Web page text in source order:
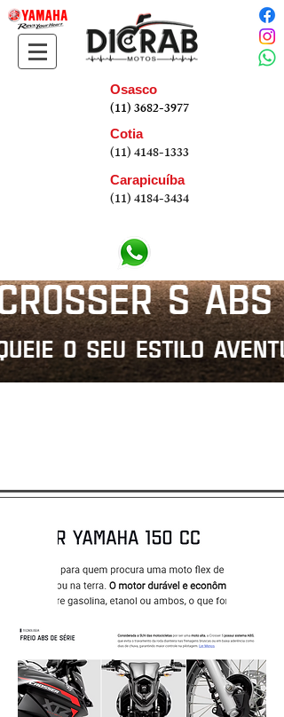
Osasco
(11)3682-3977
Cotia
(11) 4148-1333
Carapicuíba
(11) 4184-3434